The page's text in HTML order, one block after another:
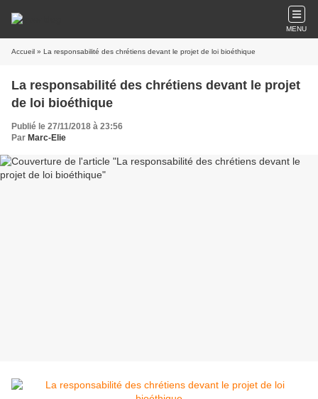
MENU
Accueil » La responsabilité des chrétiens devant le projet de loi bioéthique
La responsabilité des chrétiens devant le projet
de loi bioéthique
Publié le 27/11/2018 à 23:56
Par Marc-Elie